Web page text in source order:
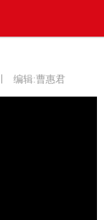
编辑:曹惠君